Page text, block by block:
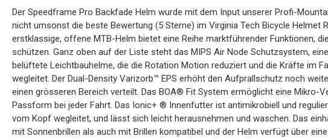
Der Speedframe Pro Backfade Helm wurde mit dem Input unserer Profi-
nicht umsonst die beste Bewertung (5 Sterne) im Virginia Tech Bicycle Helmet
erstklassige, offene MTB-Helm bietet eine Reihe marktführender Funktionen,
schützen. Ganz oben auf der Liste steht das MIPS Air Node Schutzsystem,
belüftete Leichtbauhelme, die die Rotation Motion reduziert und die Kräfte im
wegleitet. Der Dual-Density Varizorb™ EPS erhöht den Aufprallschutz noch
einen grösseren Bereich verteilt. Das BOA® Fit System ermöglicht eine Mikro-
Passform bei jeder Fahrt. Das Ionic+ ® Innenfutter ist antimikrobiell und
vom Kopf wegleitet, und lässt sich leicht herausnehmen und waschen. Das
mit Sonnenbrillen als auch mit Brillen kompatibel und der Helm verfügt über